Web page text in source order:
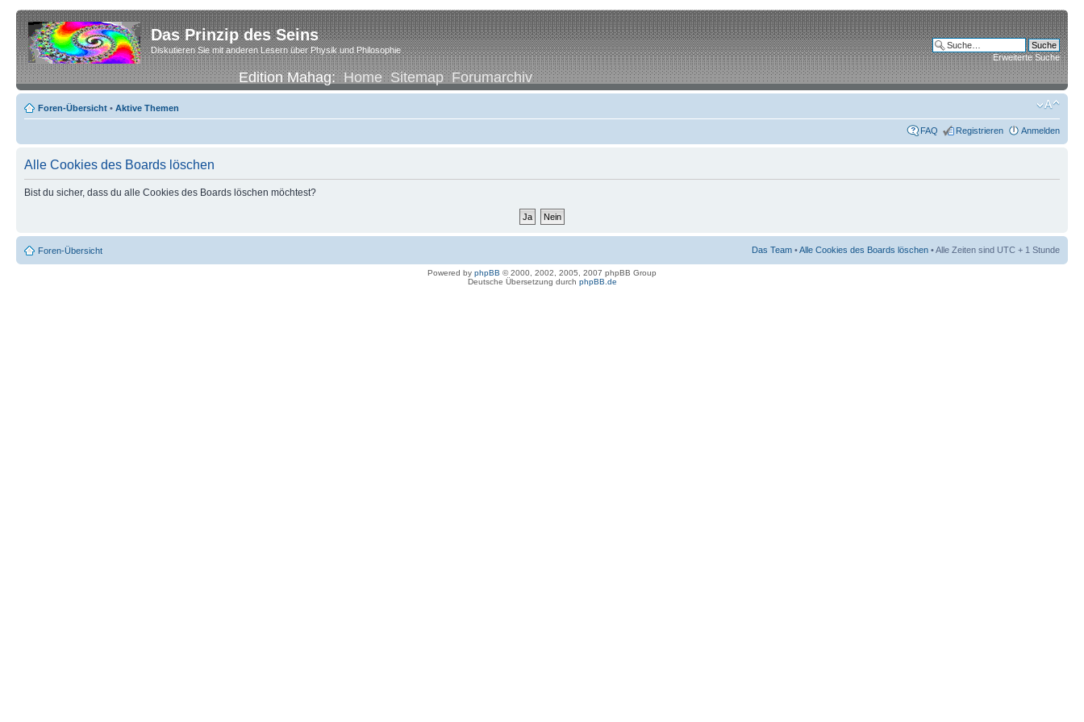
Das Prinzip des Seins
Diskutieren Sie mit anderen Lesern über Physik und Philosophie
Edition Mahag:Home Sitemap Forumarchiv
Erweiterte Suche
Foren-Übersicht • Aktive Themen
FAQ Registrieren Anmelden
Alle Cookies des Boards löschen
Bist du sicher, dass du alle Cookies des Boards löschen möchtest?
Foren-Übersicht Das Team •Alle Cookies des Boards löschen • Alle Zeiten sind UTC + 1 Stunde
Powered by phpBB © 2000, 2002, 2005, 2007 phpBB Group
Deutsche Übersetzung durch phpBB.de